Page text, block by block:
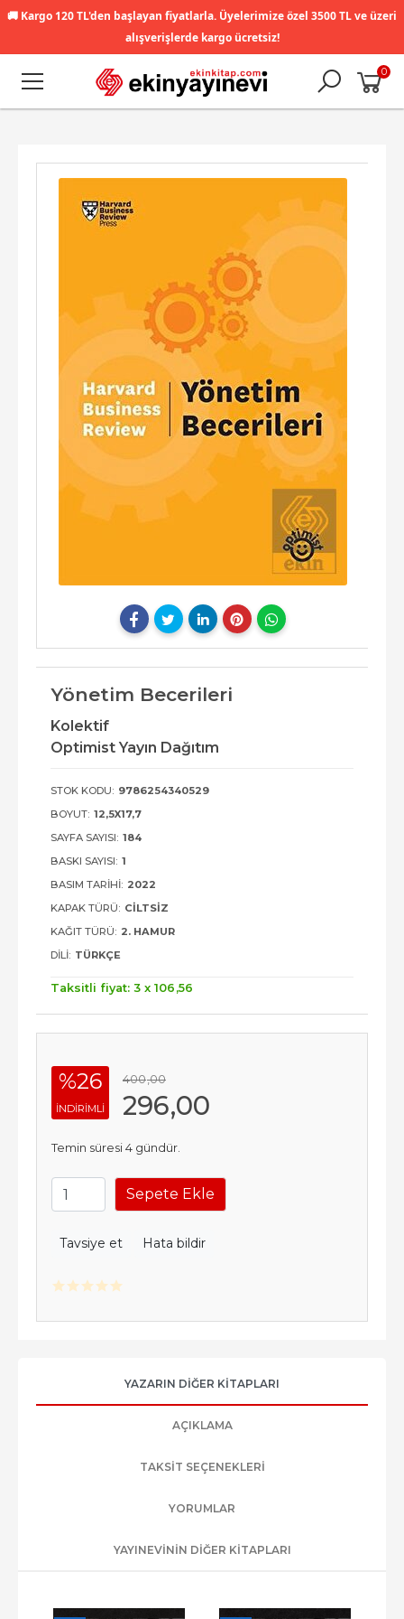
🚚 Kargo 120 TL'den başlayan fiyatlarla. Üyelerimize özel 3500 TL ve üzeri
alışverişlerde kargo ücretsiz!
0
Yönetim Becerileri
Kolektif
Optimist Yayın Dağıtım
STOK KODU: 9786254340529
BOYUT: 12,5X17,7
SAYFA SAYISI: 184
BASKI SAYISI: 1
BASIM TARIHI: 2022
KAPAK TÜRÜ: CILTSIZ
KAĞIT TÜRÜ: 2. HAMUR
DILI: TÜRKÇE
Taksitli fiyat: 3 x 106 ,56
%26
INDIRIMLI
400,00
296,00
Temin süresi 4 gündür.
Sepete Ekle
Tavsiye et Hata bildir
YAZARIN DIĞER KITAPLARI
AÇIKLAMA
TAKSIT SEÇENEKLERI
YORUMLAR
YAYINEVININ DIĞER KITAPLARI